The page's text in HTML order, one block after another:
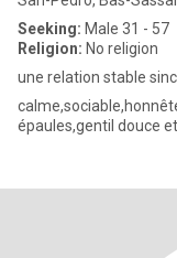
Seeking: Male 31 - 57
Religion: No religion
une relation stable
épaules,gentil douce